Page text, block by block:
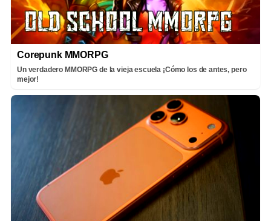
Corepunk MMORPG
Un verdadero MMORPG de la vieja escuela ¡Cómo los de antes, pero
mejor!